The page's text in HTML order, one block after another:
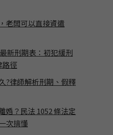
老闆可以直接資遣
新刑期表：初犯緩刑
路徑
?律師解析刑期、假釋
婚？民法 1052 條法定
次搞懂